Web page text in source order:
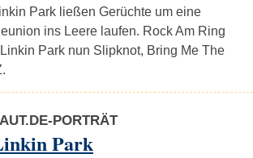
Park ließen Gerüchte um eine
ins Leere laufen. Rock Am Ring
Park nun Slipknot, Bring Me The
PORTRÄT
Park